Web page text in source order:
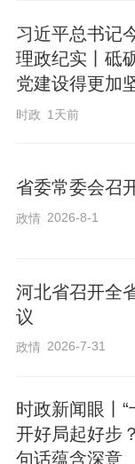
性。这一点
迹中，便可
2025年1月，
能化、绿色
量和附加值”；
限公司，感
道路，靠自
这条路是走对
2025年7月，
司，详细了
习近平总书记
理政纪实丨砥
党建设得更加
时政 1天前
省委常委会召
政情 2026-8-1
河北省召开全
议
政情 2026-7-31
时政新闻眼丨“
开好局起好步
句话蕴含深意